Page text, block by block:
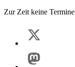
Zur Zeit keine Termine